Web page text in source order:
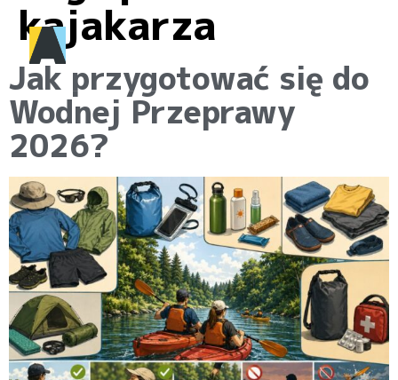
kajakarza
Jak przygotować się do
Wodnej Przeprawy
2026?